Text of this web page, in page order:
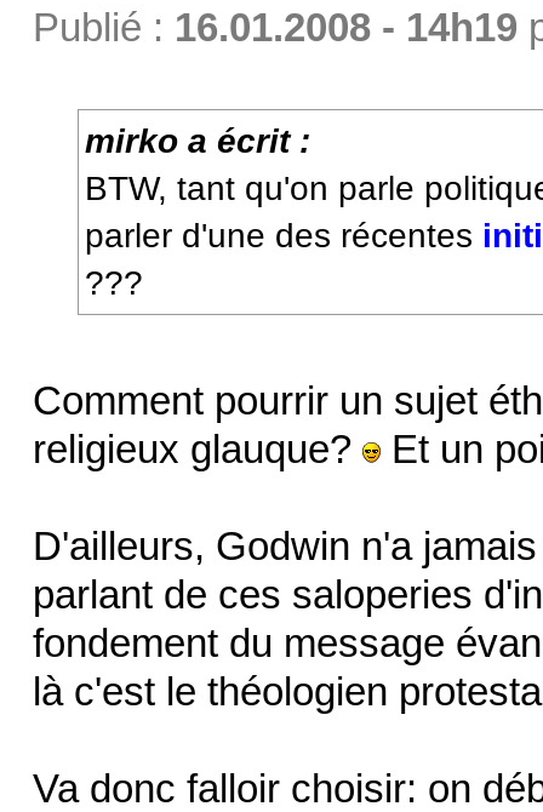
Publié : 16.01.2008 - 14h19
mirko a écrit :
BTW, tant qu'on parle
parler d'une des récentes
???
Comment pourrir un sujet
religieux glauque?
Et un
D'ailleurs, Godwin n'a
parlant de ces saloperies
fondement du message
là c'est le théologien
Va donc falloir choisir: on